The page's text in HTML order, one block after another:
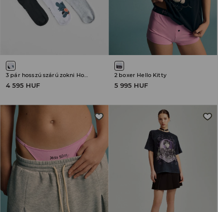
3 pár hosszú szárú zokni How to Train Your Dragon
4 595 HUF
2 boxer Hello Kitty
5 995 HUF